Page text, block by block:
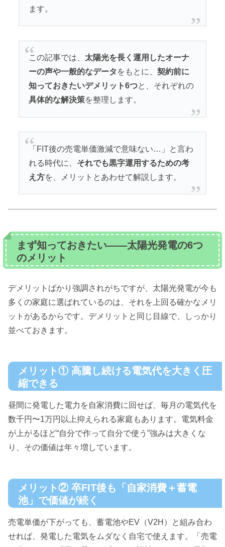
ます。
この記事では、 太陽光を長く運用したオーナ
ーの声や一般的なデータ をもとに、 契約前に
知っておきたいデメリット6つと、それぞれの
具体的な解決策を整理します。
「FIT後の売電単価激減で意味ない…」と言わ
れる時代に、 それでも黒字運用するための考
え方を、メリットとあわせて解説します。
まず知っておきたい——太陽光発電の6つ
のメリット
デメリットばかり強調されがちですが、太陽光発電が今も
多くの家庭に選ばれているのは、それを上回る確かなメリ
ットがあるからです。デメリットと同じ目線で、しっかり
並べておきます。
メリット① 高騰し続ける電気代を大きく圧
縮できる
昼間に発電した電力を自家消費に回せば、毎月の電気代を
数千円〜1万円以上抑えられる家庭もあります。電気料金
が上がるほど“自分で作って自分で使う”強みは大きくな
り、その価値は年々増しています。
メリット② 卒FIT後も「自家消費＋蓄電
池」で価値が続く
売電単価が下がっても、蓄電池やEV（V2H）と組み合わ
せれば、発電した電気をムダなく自宅で使えます。「売電